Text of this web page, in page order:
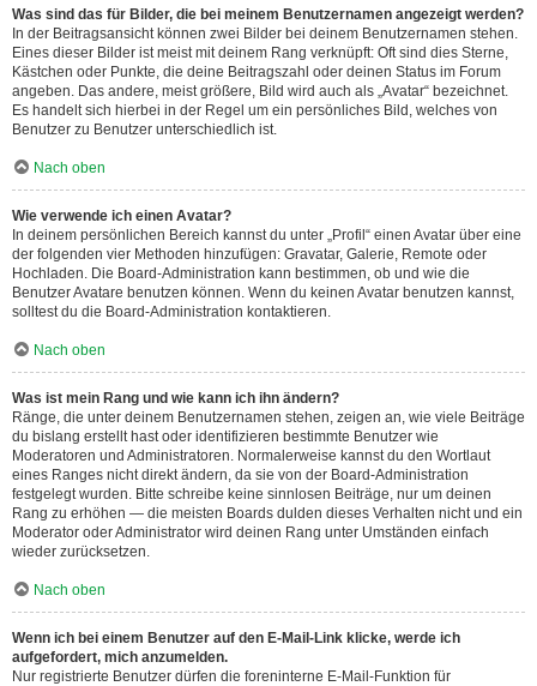
Was sind das für Bilder, die bei meinem Benutzernamen angezeigt werden?
In der Beitragsansicht können zwei Bilder bei deinem Benutzernamen stehen.
Eines dieser Bilder ist meist mit deinem Rang verknüpft: Oft sind dies Sterne,
Kästchen oder Punkte, die deine Beitragszahl oder deinen Status im Forum
angeben. Das andere, meist größere, Bild wird auch als „Avatar“ bezeichnet.
Es handelt sich hierbei in der Regel um ein persönliches Bild, welches von
Benutzer zu Benutzer unterschiedlich ist.
Nach oben
Wie verwende ich einen Avatar?
In deinem persönlichen Bereich kannst du unter „Profil“ einen Avatar über eine
der folgenden vier Methoden hinzufügen: Gravatar, Galerie, Remote oder
Hochladen. Die Board-Administration kann bestimmen, ob und wie die
Benutzer Avatare benutzen können. Wenn du keinen Avatar benutzen kannst,
solltest du die Board-Administration kontaktieren.
Nach oben
Was ist mein Rang und wie kann ich ihn ändern?
Ränge, die unter deinem Benutzernamen stehen, zeigen an, wie viele Beiträge
du bislang erstellt hast oder identifizieren bestimmte Benutzer wie
Moderatoren und Administratoren. Normalerweise kannst du den Wortlaut
eines Ranges nicht direkt ändern, da sie von der Board-Administration
festgelegt wurden. Bitte schreibe keine sinnlosen Beiträge, nur um deinen
Rang zu erhöhen — die meisten Boards dulden dieses Verhalten nicht und ein
Moderator oder Administrator wird deinen Rang unter Umständen einfach
wieder zurücksetzen.
Nach oben
Wenn ich bei einem Benutzer auf den E-Mail-Link klicke, werde ich
aufgefordert, mich anzumelden.
Nur registrierte Benutzer dürfen die foreninterne E-Mail-Funktion für